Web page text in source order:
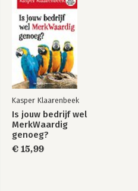
voor/
contact
Daarom
‘Echt
Kasper
over
heftig
Bekijk alle boeken
3. Klaar voor de start... Af!
3.1 Een goed begin is het halve
3.2 Leerstijlen en leren
3.3 Waarde(n)vol samenwerken
3.4 Teamdoelen stellen die
3.5 Timemanagement en prioritijd
4. Yes, gedoe in het team!
4.1 Conflicten
4.2 Conflictaanjagers en
Epiloog
Bijlagen
Kasper Klaarenbeek
Is jouw bedrijf wel
MerkWaardig
genoeg?
€ 15,99